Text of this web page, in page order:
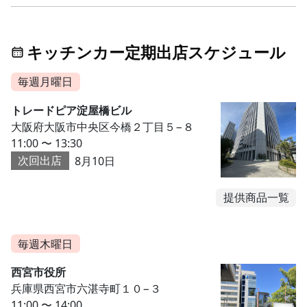
キッチンカー定期出店スケジュール
毎週月曜日
トレードピア淀屋橋ビル
大阪府大阪市中央区今橋２丁目５−８
11:00 〜 13:30
次回出店
8月10日
提供商品一覧
毎週木曜日
西宮市役所
兵庫県西宮市六湛寺町１０−３